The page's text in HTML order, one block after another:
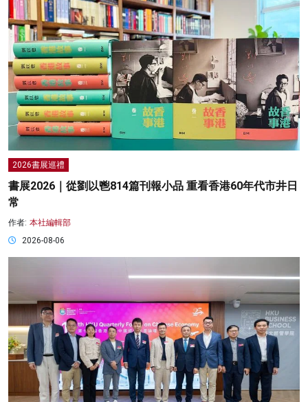
2026書展巡禮
書展2026｜從劉以鬯814篇刊報小品 重看香港60年代市井日
常
作者: 本社編輯部
2026-08-06